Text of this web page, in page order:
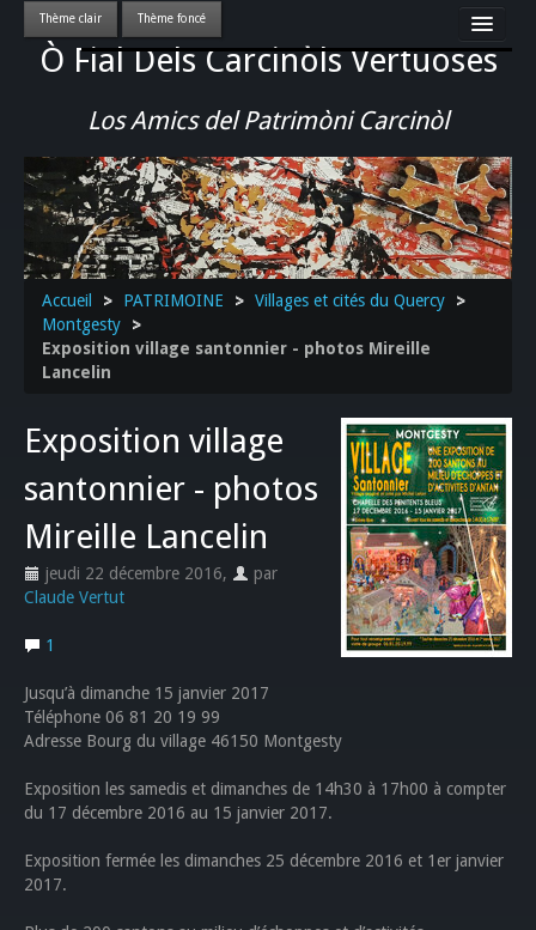
Ò Fial Dels Carcinòls Vertuoses
Los Amics del Patrimòni Carcinòl
Accueil
LES QUERCYNOIS & LEUR CULTURE
PATRIMOINE
GASTRONOMIE
ACTUALITE-CULTURE-EVENEMENTS LOCAUX
>>
Accueil > PATRIMOINE > Villages et cités du Quercy
>
Montgesty
>
Exposition village santonnier - photos Mireille
Lancelin
Exposition village
santonnier - photos
Mireille Lancelin
jeudi 22 décembre 2016,
par
Claude Vertut
1
Jusqu’à dimanche 15 janvier 2017
Téléphone 06 81 20 19 99
Adresse Bourg du village 46150 Montgesty
Exposition les samedis et dimanches de 14h30 à 17h00 à compter
du 17 décembre 2016 au 15 janvier 2017.
Exposition fermée les dimanches 25 décembre 2016 et 1er janvier
2017.